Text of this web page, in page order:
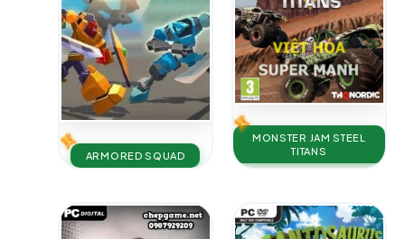
ARMORED SQUAD
MONSTER JAM STEEL
TITANS